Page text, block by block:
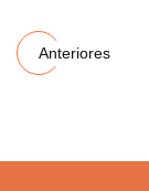
Anteriores